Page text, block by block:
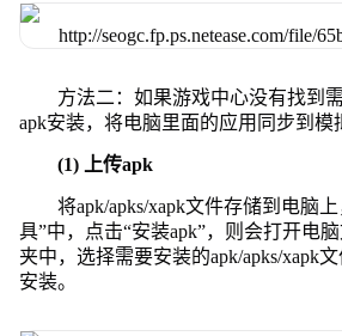
方法二：如果游戏中心没有找到
apk安装，将电脑里面的应用同步到模
(1) 上传apk
将apk/apks/xapk文件存储到电脑
具”中，点击“安装apk”，则会打开电
夹中，选择需要安装的apk/apks/xapk
安装。